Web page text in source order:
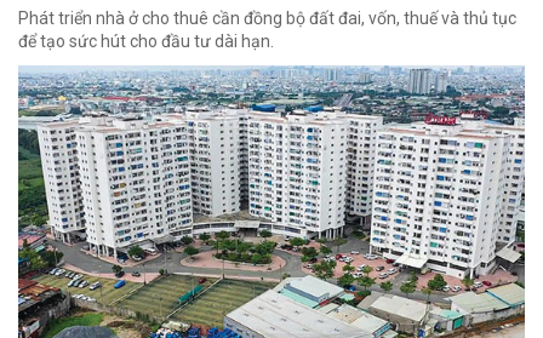
Phát triển nhà ở cho thuê cần đồng bộ đất đai, vốn, thuế và thủ tục
để tạo sức hút cho đầu tư dài hạn.